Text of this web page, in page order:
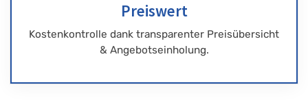
Preiswert
Kostenkontrolle dank transparenter Preisübersicht
& Angebotseinholung.